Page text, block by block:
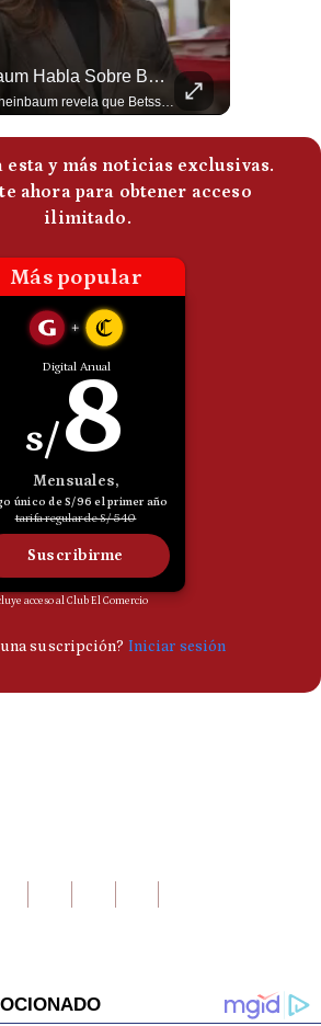
Sheinbaum Habla Sobre Betssy Chávez Y Las Relaciones Con Perú | Gestión Mundo
Claudia Sheinbaum revela que Betssy Chávez, exfuncionaria de Perú, llegará a México como parte de los nuevos acuerdos diplomáticos para restablecer las relaciones entre México y Perú. ¿Qué opinas de este acuerdo entre la Cancillería mexicana y el gobierno peruano? Déjalo en los comentarios. #Sheinbaum #BetssyChavez #MexicoPeru #NoticiasMexico #Politica #Shorts 👉 Suscríbete y activa la campana para no perderte nuestro análisis diario. 🌎 Síguenos en nuestras redes sociales: 📌 Web oficial: https://gestion.pe/mundo/ 📌 LinkedIn: http://bit.ly/3HYIET0 📌 X (Twitter): http://bit.ly/4noZtX9 📌 TikTok: http://bit.ly/4evB6TO